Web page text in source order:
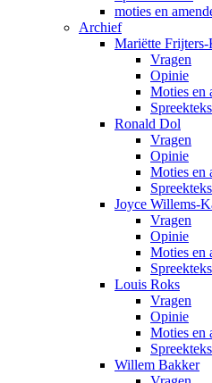
moties en
Archief
Mariëtte
Vragen
Opinie
Moties en
Ronald Dol
Vragen
Opinie
Moties en
Joyce Willems-
Vragen
Opinie
Moties en
Louis Roks
Vragen
Opinie
Moties en
Willem Bakker